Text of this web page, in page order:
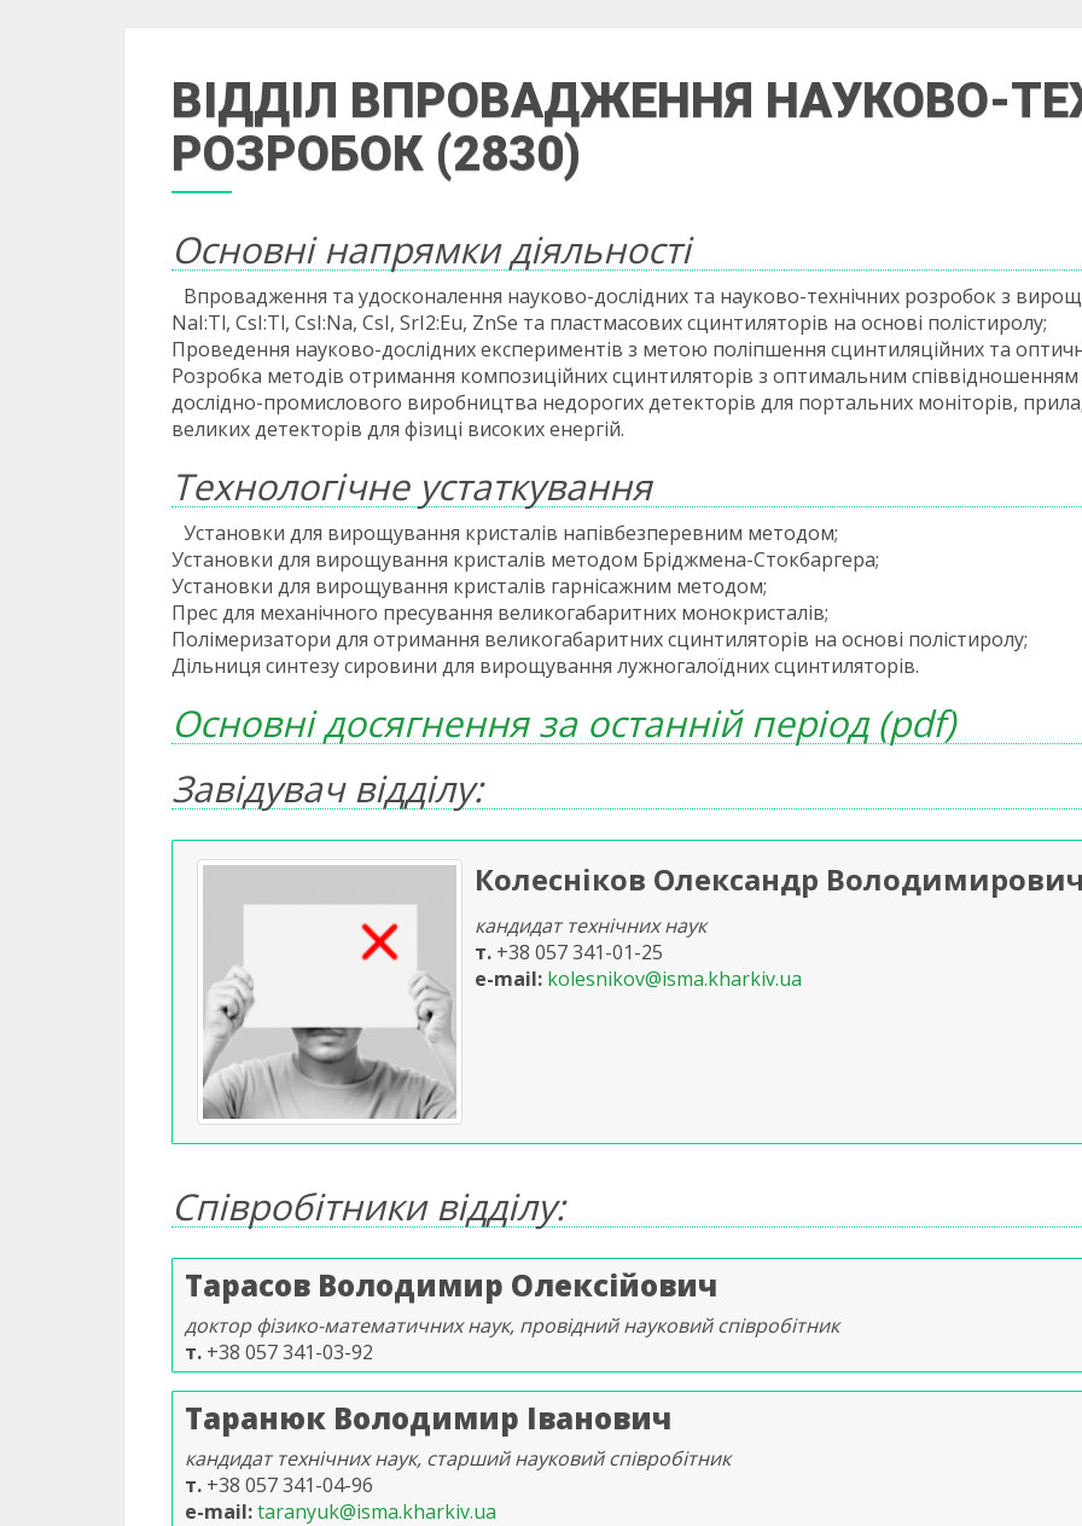
ВІДДІЛ ВПРОВАДЖЕННЯ НАУКОВО-
РОЗРОБОК (2830)
Основні напрямки діяльності
Впровадження та удосконалення науково-дослідних та науково-технічних розробок з
NaI:Tl, CsI:Tl, CsI:Na, CsI, SrI2:Eu, ZnSe та пластмасових сцинтиляторів на основі полістиролу;
Проведення науково-дослідних експериментів з метою поліпшення сцинтиляційних та
Розробка методів отримання композиційних сцинтиляторів з оптимальним співвідношенням
дослідно-промислового виробництва недорогих детекторів для портальних моніторів,
великих детекторів для фізиці високих енергій.
Технологічне устаткування
Установки для вирощування кристалів напівбезперевним методом;
Установки для вирощування кристалів методом Бріджмена-Стокбаргера;
Установки для вирощування кристалів гарнісажним методом;
Прес для механічного пресування великогабаритних монокристалів;
Полімеризатори для отримання великогабаритних сцинтиляторів на основі полістиролу;
Дільниця синтезу сировини для вирощування лужногалоїдних сцинтиляторів.
Основнi досягнення за останнiй перiод (pdf)
Завідувач відділу:
Колесніков Олександр
кандидат технічних наук
т. +38 057 341-01-25
e-mail kolesnikov@isma.kharkiv.ua
Співробітники відділу:
Тарасов Володимир Олексійович
доктор фізико-математичних наук, провідний науковий співробітник
т. +38 057 341-03-92
Таранюк Володимир Іванович
кандидат технічних наук, старший науковий співробітник
т. +38 057 341-04-96
e-mail taranyuk@isma.kharkiv.ua